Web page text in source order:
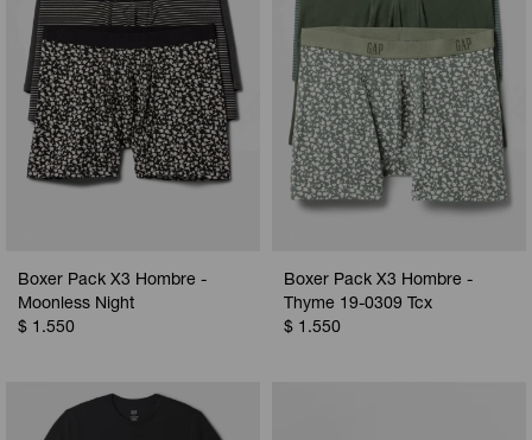
Boxer Pack X3 Hombre -
Moonless Night
$ 1.550
Boxer Pack X3 Hombre -
Thyme 19-0309 Tcx
$ 1.550